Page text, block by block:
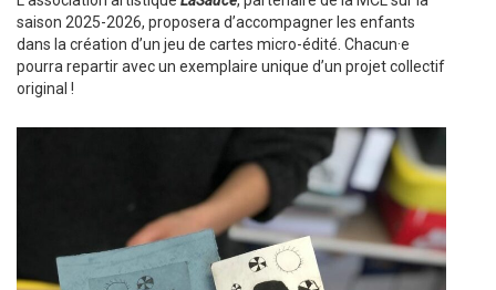
saison 2025-2026, proposera d’accompagner les enfants
dans la création d’un jeu de cartes micro-édité. Chacun·e
pourra repartir avec un exemplaire unique d’un projet collectif
original !